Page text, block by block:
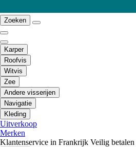
Zoeken
Karper
Roofvis
Witvis
Zee
Andere visserijen
Navigatie
Kleding
Uitverkoop
Merken
Klantenservice in Frankrijk Veilig betalen